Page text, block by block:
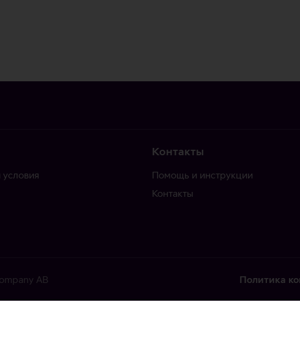
Контакты
Помощь и инструкции
Контакты
AB Политика